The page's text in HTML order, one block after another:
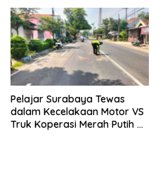
Pelajar Surabaya Tewas
dalam Kecelakaan Motor VS
Truk Koperasi Merah Putih di